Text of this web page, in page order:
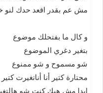
مش عم بقدر اقعد حدك لنو
و كال ما بفتحلك موضوع
بتغير دغري الموضوع
شو مسموح و شو ممنوع
محتارة كتير أنا أناتغيرت
ابدا مش هيك كنت شو